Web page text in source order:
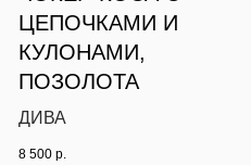
ЦЕПОЧКАМИ И
КУЛОНАМИ,
ПОЗОЛОТА
ДИВА
8 500 р.